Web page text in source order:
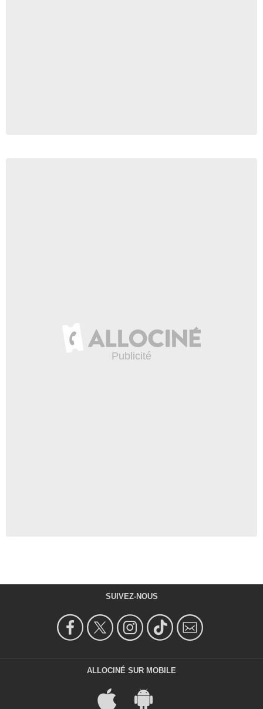
SUIVEZ-NOUS
ALLOCINÉ SUR MOBILE